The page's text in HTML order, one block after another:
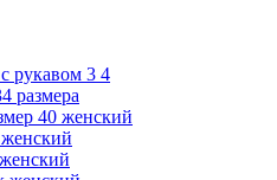
рукавом 3 4
размера
40 женский